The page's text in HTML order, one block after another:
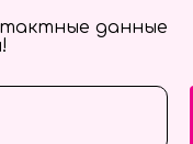
данные